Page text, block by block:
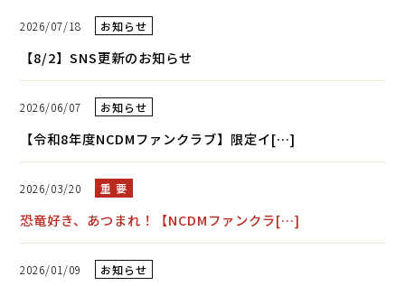
2026/07/18 お知らせ
【8/2】SNS更新のお知らせ
2026/06/07 お知らせ
【令和8年度NCDMファンクラブ】限定イ[…]
2026/03/20 重 要
恐竜好き、あつまれ！【NCDMファンクラ[…]
2026/01/09 お知らせ